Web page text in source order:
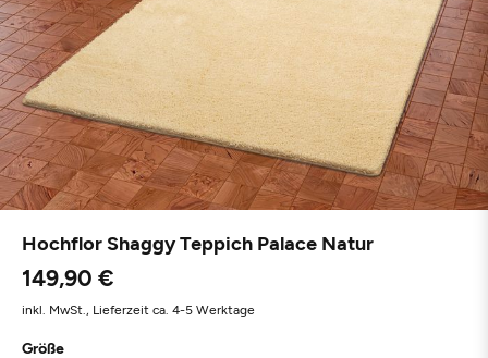
Hochflor Shaggy Teppich Palace Natur
149,90 €
inkl. MwSt., Lieferzeit ca. 4-5 Werktage
Größe